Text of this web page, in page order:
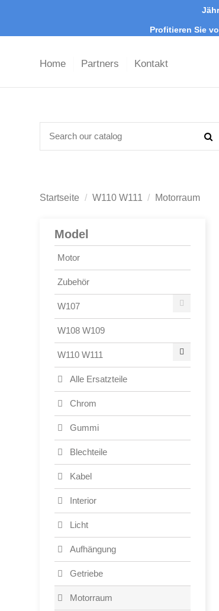
Profitieren Sie
Home Partners Kontakt
Startseite W110 W111 Motorraum
Model
Motor
Zubehör
W107
W108 W109
W110 W111
Alle Ersatzteile
Chrom
Gummi
Blechteile
Kabel
Interior
Licht
Aufhängung
Getriebe
Motorraum